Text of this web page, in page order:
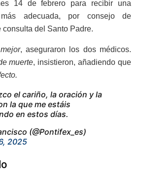
14 de febrero para recibir una
adecuada, por consejo de
del Santo Padre.
, aseguraron los dos médicos.
muerte, insistieron, añadiendo que
el cariño, la oración y la
la que me estáis
en estos días.
(@Pontifex_es)
2025